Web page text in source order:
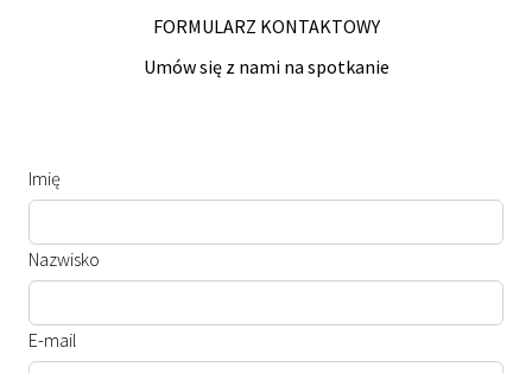
FORMULARZ KONTAKTOWY
Umów się z nami na spotkanie
Imię
Nazwisko
E-mail